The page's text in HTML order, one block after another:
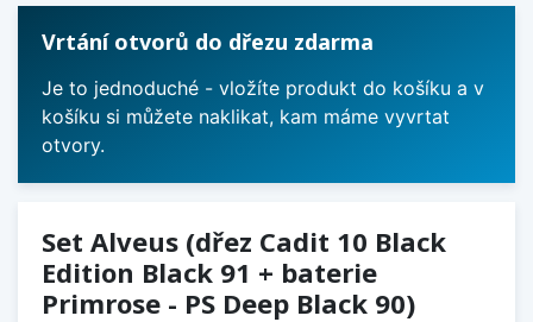
Vrtání otvorů do dřezu zdarma
Je to jednoduché - vložíte produkt do košíku a v
košíku si můžete naklikat, kam máme vyvrtat
otvory.
Set Alveus (dřez Cadit 10 Black
Edition Black 91 + baterie
Primrose - PS Deep Black 90)